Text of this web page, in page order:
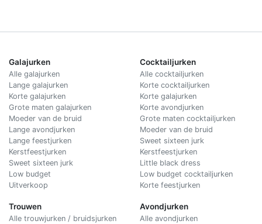
Galajurken
Alle galajurken
Lange galajurken
Korte galajurken
Grote maten galajurken
Moeder van de bruid
Lange avondjurken
Lange feestjurken
Kerstfeestjurken
Sweet sixteen jurk
Low budget
Uitverkoop
Trouwen
Alle trouwjurken / bruidsjurken
Cocktailjurken
Alle cocktailjurken
Korte cocktailjurken
Korte galajurken
Korte avondjurken
Grote maten cocktailjurken
Moeder van de bruid
Sweet sixteen jurk
Kerstfeestjurken
Little black dress
Low budget cocktailjurken
Korte feestjurken
Avondjurken
Alle avondjurken